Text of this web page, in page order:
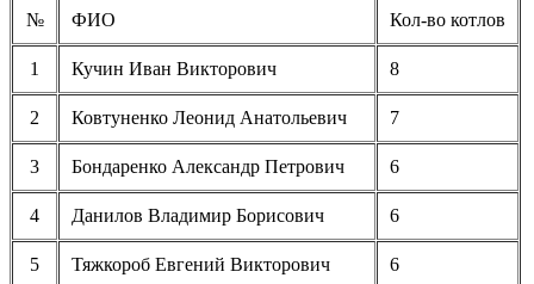
№ ФИО Кол-во котлов
1 Кучин Иван Викторович 8
2 Ковтуненко Леонид Анатольевич 7
3 Бондаренко Александр Петрович 6
4 Данилов Владимир Борисович 6
5 Тяжкороб Евгений Викторович 6